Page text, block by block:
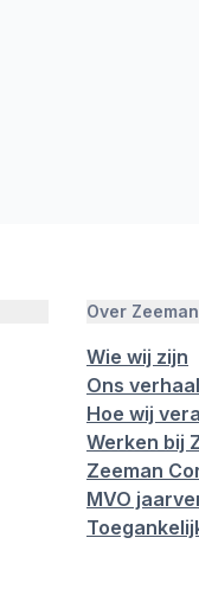
Over Zeeman
Wie wij zijn
Ons verhaal
Hoe wij
Werken bij
Zeeman
MVO